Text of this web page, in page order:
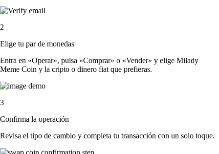
2
Elige tu par de monedas
Entra en «Operar», pulsa «Comprar» o «Vender» y elige Milady
Meme Coin y la cripto o dinero fiat que prefieras.
3
Confirma la operación
Revisa el tipo de cambio y completa tu transacción con un solo toque.